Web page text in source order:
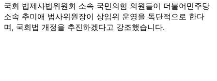
국회 법제사법위원회 소속 국민의힘 의원들이 더불어민주당
소속 추미애 법사위원장이 상임위 운영을 독단적으로 한다
며, 국회법 개정을 추진하겠다고 강조했습니다.